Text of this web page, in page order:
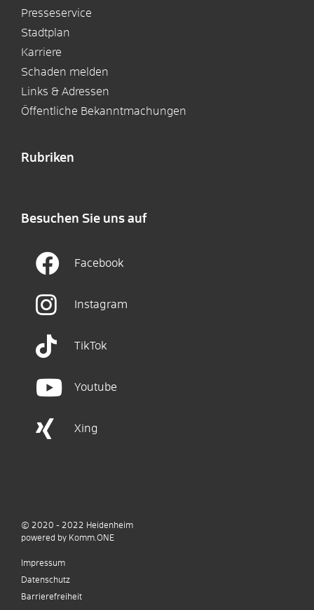
Presseservice
Stadtplan
Karriere
Schaden melden
Links & Adressen
Öffentliche Bekanntmachungen
Rubriken
Besuchen Sie uns auf
Facebook
Instagram
TikTok
Youtube
Xing
© 2020 - 2022 Heidenheim
powered by Komm.ONE
Impressum
Datenschutz
Barrierefreiheit